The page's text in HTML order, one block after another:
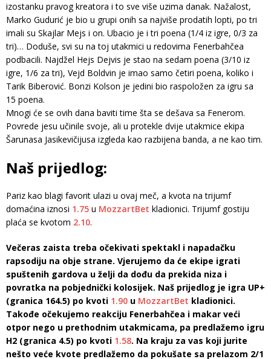
izostanku pravog kreatora i to sve više uzima danak. Nažalost,
Marko Gudurić je bio u grupi onih sa najviše prodatih lopti, po tri
imali su Skajlar Mejs i on. Ubacio je i tri poena (1/4 iz igre, 0/3 za
tri)… Doduše, svi su na toj utakmici u redovima Fenerbahčea
podbacili. Najdžel Hejs Dejvis je stao na sedam poena (3/10 iz
igre, 1/6 za tri), Vejd Boldvin je imao samo četiri poena, koliko i
Tarik Biberović. Bonzi Kolson je jedini bio raspoložen za igru sa
15 poena.
Mnogi će se ovih dana baviti time šta se dešava sa Fenerom.
Povrede jesu učinile svoje, ali u protekle dvije utakmice ekipa
Šarunasa Jasikevičijusa izgleda kao razbijena banda, a ne kao tim.
Naš prijedlog:
Pariz kao blagi favorit ulazi u ovaj meč, a kvota na trijumf
domaćina iznosi 1.75 u MozzartBet kladionici. Trijumf gostiju
plaća se kvotom 2.10.
Večeras zaista treba očekivati spektakl i napadačku
rapsodiju na obje strane. Vjerujemo da će ekipe igrati
spuštenih gardova u želji da dođu da prekida niza i
povratka na pobjednički kolosijek. Naš prijedlog je igra UP+
(granica 164.5) po kvoti 1.90 u MozzartBet kladionici.
Takođe očekujemo reakciju Fenerbahčea i makar veći
otpor nego u prethodnim utakmicama, pa predlažemo igru
H2 (granica 4.5) po kvoti 1.58. Na kraju za vas koji jurite
nešto veće kvote predlažemo da pokušate sa prelazom 2/1